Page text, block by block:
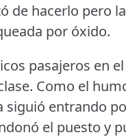
de hacerlo pero
por óxido.
pasajeros en
Como el
siguió entrando
el puesto y